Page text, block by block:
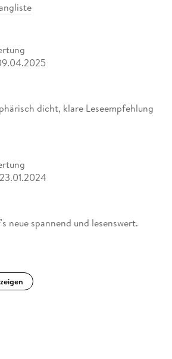
dicht, klare Leseempfehlung
23.01.2024
neue spannend und lesenswert.